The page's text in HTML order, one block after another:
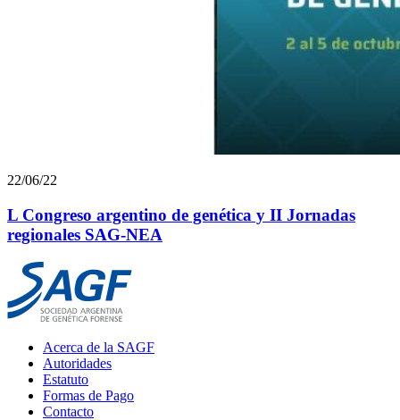
22/06/22
L Congreso argentino de genética y II Jornadas
regionales SAG-NEA
Main
Menu
Acerca de la SAGF
Autoridades
Estatuto
Formas de Pago
Contacto